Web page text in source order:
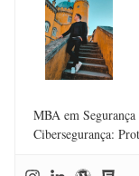
MBA em
Cibersegurança: